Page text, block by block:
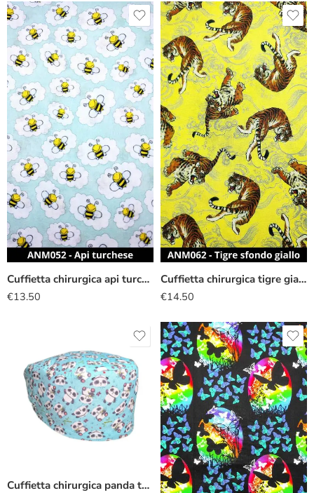
Cuffietta chirurgica api turchese
€13.50
Cuffietta chirurgica tigre giallo
€14.50
Cuffietta chirurgica panda turchese